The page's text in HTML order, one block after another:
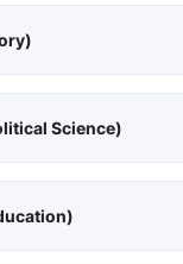
(Political Science)